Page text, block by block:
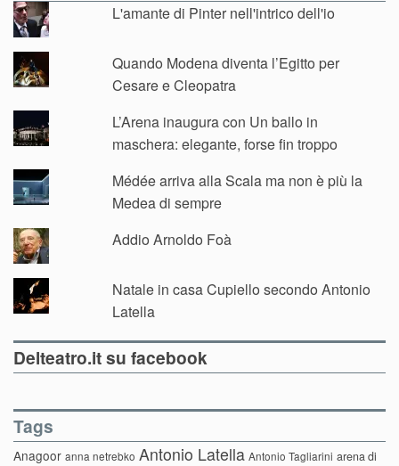
L'amante di Pinter nell'intrico dell'io
Quando Modena diventa l’Egitto per
Cesare e Cleopatra
L’Arena inaugura con Un ballo in
maschera: elegante, forse fin troppo
Médée arriva alla Scala ma non è più la
Medea di sempre
Addio Arnoldo Foà
Natale in casa Cupiello secondo Antonio
Latella
Delteatro.it su facebook
Tags
Anagoor anna netrebko Antonio Latella Antonio Tagliarini arena di